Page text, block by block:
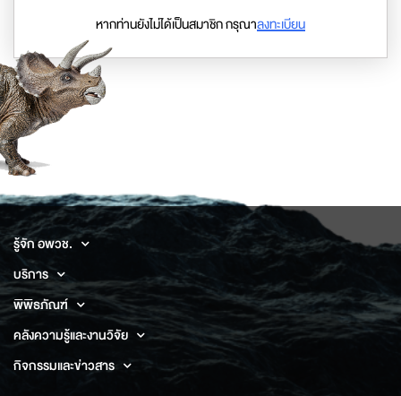
หากท่านยังไม่ได้เป็นสมาชิก กรุณาลงทะเบียน
รู้จัก อพวช.
บริการ
พิพิธภัณฑ์
คลังความรู้และงานวิจัย
กิจกรรมและข่าวสาร